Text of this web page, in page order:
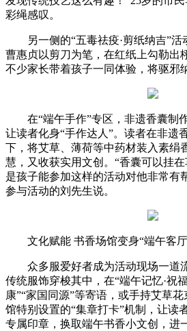
彩绳感叹。
另一侧的“五毒祛疫·剪纸纳吉”
曹惠贞以剪刀为笔，在红纸上勾勒出
不少家长带着孩子一同体验，将驱邪
在“端午手作”专区，非遗香囊制
让读者化身“手作达人”。读者在非遗
下，将艾草、薄荷等中药材装入素绢
慧，又收获实用文创。“香囊可以挂
是孩子能参加这样的活动对他非常有
参与活动的刘先生说。
文化赋能 书香场馆变身“端午客
众多服爱好者成为活动现场一道
传统服饰穿梭其中，在“端午记忆·祝
康”“家国同源”等寄语，或手持艾草
馆特别设置的“集章打卡”机制，让读
专属印章，换取端午书香小文创，进